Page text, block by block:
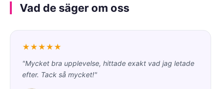
Vad de säger om oss
★★★★★
"Mycket bra upplevelse, hittade exakt vad jag letade
efter. Tack så mycket!"